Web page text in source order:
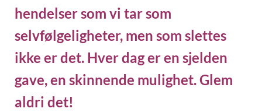
hendelser som vi tar som
selvfølgeligheter, men som slettes
ikke er det. Hver dag er en sjelden
gave, en skinnende mulighet. Glem
aldri det!